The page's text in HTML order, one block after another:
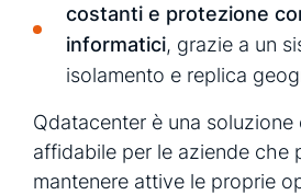
costanti e protezione
informatici, grazie a un
isolamento e replica
Qdatacenter è una
affidabile per le aziende che
mantenere attive le proprie